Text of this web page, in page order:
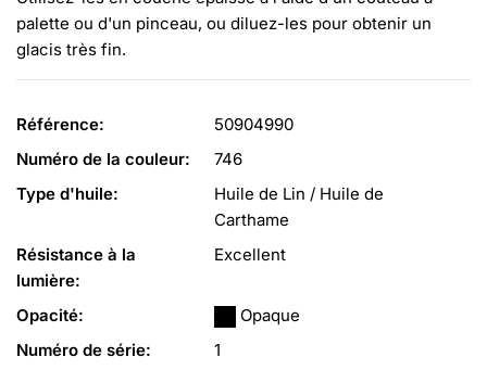
palette ou d'un pinceau, ou diluez-les pour obtenir un
glacis très fin.
Référence:
50904990
Numéro de la couleur:
746
Type d'huile:
Huile de Lin / Huile de
Carthame
Résistance à la
lumière:
Excellent
Opacité:
Opaque
Numéro de série:
1